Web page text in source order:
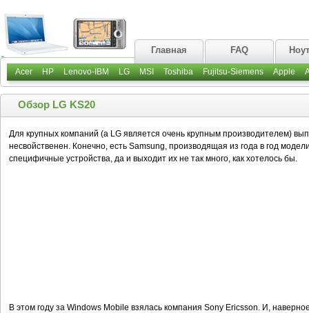
Главная FAQ
Acer HP Lenovo-IBM LG MSI Toshiba Fujitsu-Siemens Apple
Обзор LG KS20
Для крупных компаний (а LG является очень крупным производителем)
несвойственен. Конечно, есть Samsung, производящая из года в год
специфичные устройства, да и выходит их не так много, как хотелось бы.
В этом году за Windows Mobile взялась компания Sony Ericsson. И,